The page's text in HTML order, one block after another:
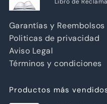
Garantías y Reembolsos
Politicas de privacidad
Aviso Legal
Términos y condiciones
Productos más